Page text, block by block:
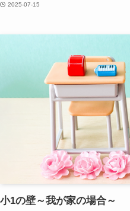
2025-07-15
小1の壁～我が家の場合～